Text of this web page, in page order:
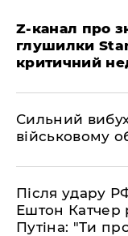
Z-канал про
глушилки
критичний
Сильний
військовому
Після удару
Ештон Катчер
Путіна: "Ти